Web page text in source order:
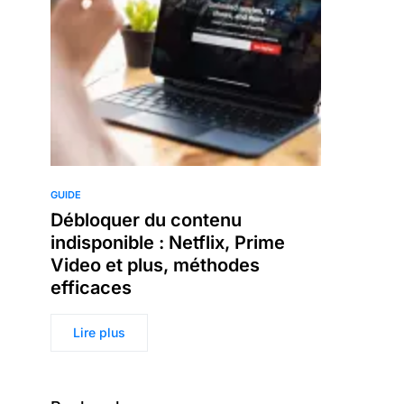
GUIDE
Débloquer du contenu
indisponible : Netflix, Prime
Video et plus, méthodes
efficaces
Lire plus